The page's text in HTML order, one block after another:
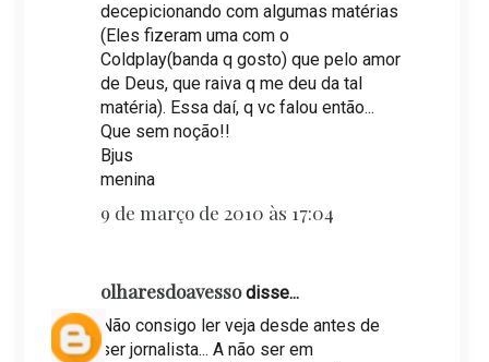
decepicionando com algumas matérias
(Eles fizeram uma com o
Coldplay(banda q gosto) que pelo amor
de Deus, que raiva q me deu da tal
matéria). Essa daí, q vc falou então...
Que sem noção!!
Bjus
menina
9 de março de 2010 às 17:04
olharesdoavessodisse...
Não consigo ler veja desde antes de
ser jornalista... A não ser em